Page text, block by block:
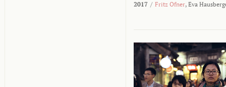
2017 / Fritz Ofner, Eva